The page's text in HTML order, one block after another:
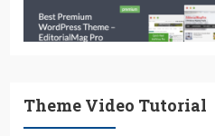
Theme Video Tutorial